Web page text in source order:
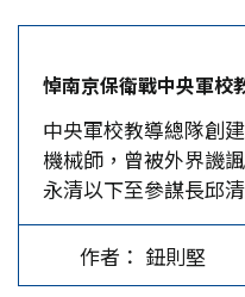
的「打詐隊」根本虛
蹟」只是表面功夫。
去除牙垢，牙垢需定
染色的問題也應該尋
牙齒美白劑含有超量
外，甚至會損傷琺瑯
得敏感疼痛。 無獨有
查研究發現，英國各
務，其產品更在社群
列島等所有土地，洗
地賠款的恥辱。 台灣
日就正式重回中國版
光復節。而今年10月
年的前夕，中國大陸
月25日設立為「台灣
望從此每一年的10月
灣光復，更能早日共
悼南京保衛戰中央軍
中央軍校教導總隊創
機械師，曾被外界譏
永清以下至參謀長邱
德，謝承瑞團長、廖
法，教導總隊可說是
少人在南京保衛戰中
作者： 鈕則堅